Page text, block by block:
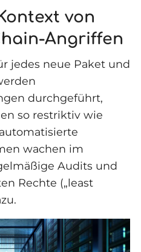
von
Angriffen
jedes neue Paket und
durchgeführt,
so restriktiv wie
wachen im
Audits und
Rechte („least